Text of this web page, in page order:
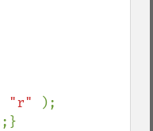
"r"
);